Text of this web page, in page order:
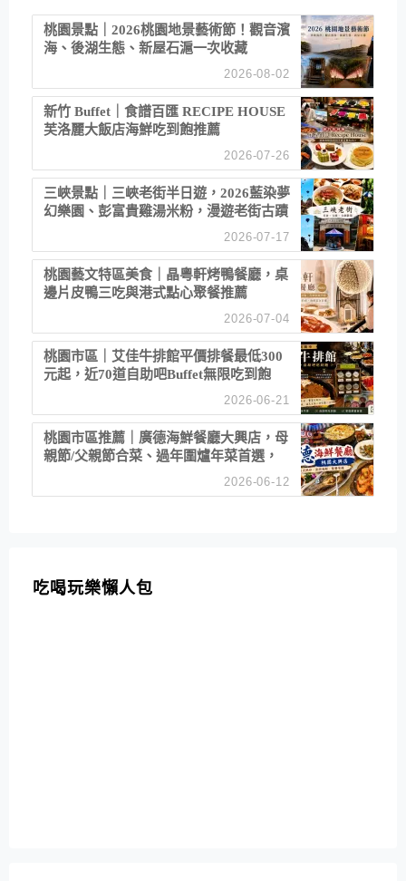
桃園景點｜2026桃園地景藝術節！觀音濱
海、後湖生態、新屋石滬一次收藏
2026-08-02
新竹 Buffet｜食譜百匯 RECIPE HOUSE
芙洛麗大飯店海鮮吃到飽推薦
2026-07-26
三峽景點｜三峽老街半日遊，2026藍染夢
幻樂園、彭富貴雞湯米粉，漫遊老街古蹟
2026-07-17
桃園藝文特區美食｜晶粵軒烤鴨餐廳，桌
邊片皮鴨三吃與港式點心聚餐推薦
2026-07-04
桃園市區｜艾佳牛排館平價排餐最低300
元起，近70道自助吧Buffet無限吃到飽
2026-06-21
桃園市區推薦｜廣德海鮮餐廳大興店，母
親節/父親節合菜、過年圍爐年菜首選，
2026-06-12
吃喝玩樂懶人包